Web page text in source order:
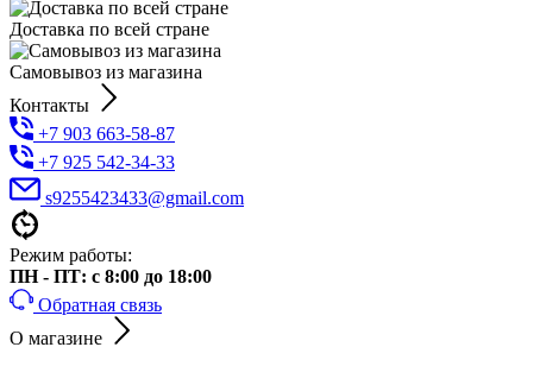
Доставка по всей стране
Самовывоз из магазина
Контакты
+7 903 663-58-87
+7 925 542-34-33
s9255423433@gmail.com
Режим работы:
ПН - ПТ: с 8:00 до 18:00
Обратная связь
О магазине